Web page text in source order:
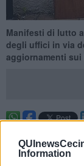
Information
Manifesti di lutto
degli uffici in via
aggiornamenti sui
comunali dalla
Marittmo alla